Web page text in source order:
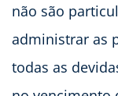
não são
administrar as
todas as